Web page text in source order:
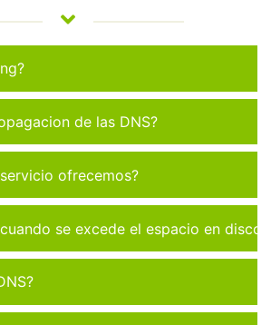
de las DNS?
ofrecemos?
se excede el espacio en disco